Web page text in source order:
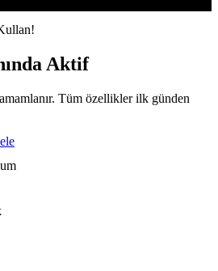
Aktif
Tüm özellikler ilk günden